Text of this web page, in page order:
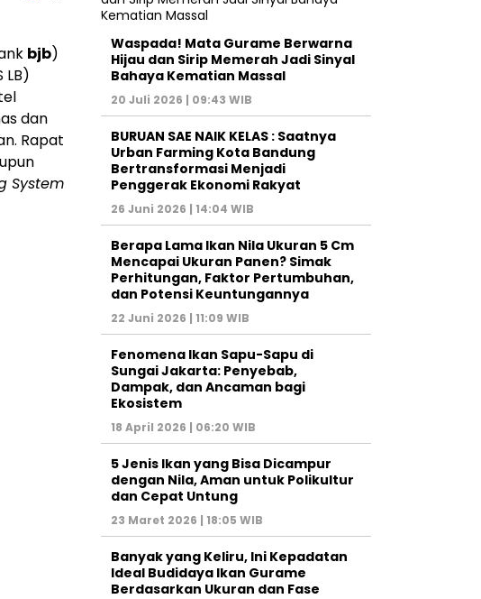
bjb)
LB)
dan
Rapat
System
Waspada! Mata Gurame Berwarna
Hijau dan Sirip Memerah Jadi Sinyal
Bahaya Kematian Massal
20 Juli 2026 | 09:43 WIB
BURUAN SAE NAIK KELAS : Saatnya
Urban Farming Kota Bandung
Bertransformasi Menjadi
Penggerak Ekonomi Rakyat
26 Juni 2026 | 14:04 WIB
Berapa Lama Ikan Nila Ukuran 5 Cm
Mencapai Ukuran Panen? Simak
Perhitungan, Faktor Pertumbuhan,
dan Potensi Keuntungannya
22 Juni 2026 | 11:09 WIB
Fenomena Ikan Sapu-Sapu di
Sungai Jakarta: Penyebab,
Dampak, dan Ancaman bagi
Ekosistem
18 April 2026 | 06:20 WIB
5 Jenis Ikan yang Bisa Dicampur
dengan Nila, Aman untuk Polikultur
dan Cepat Untung
23 Maret 2026 | 18:05 WIB
Banyak yang Keliru, Ini Kepadatan
Ideal Budidaya Ikan Gurame
Berdasarkan Ukuran dan Fase